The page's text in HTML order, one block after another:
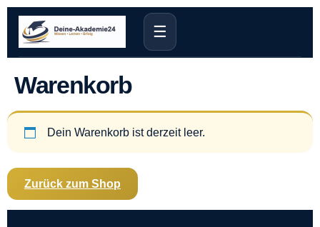
☰
Warenkorb
Dein Warenkorb ist derzeit leer.
Zurück zum Shop